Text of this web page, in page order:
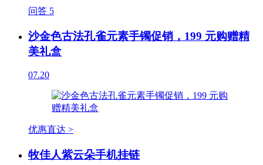
问答 5
沙金色古法孔雀元素手镯促销，199 元购赠精
美礼盒
07.20
优惠直达 >
牧佳人紫云朵手机挂链